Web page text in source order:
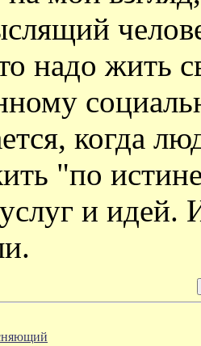
надо жить
когда
"по
и